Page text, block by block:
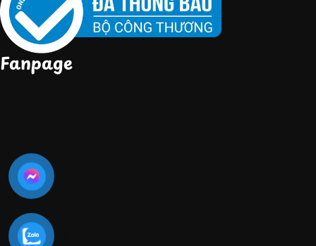
Fanpage